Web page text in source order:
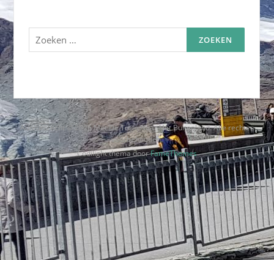
Zoeken
naar:
Auteursrecht © 2026 Met De Trein Naar Het Buitenland. Alle rechten
voorbehouden.
Codilight thema doorFameThemes